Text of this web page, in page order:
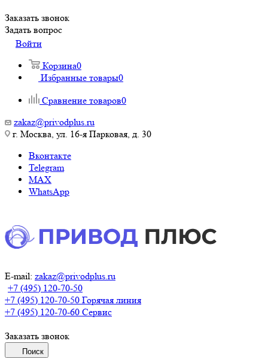
Заказать звонок
Задать вопрос
Войти
Корзина0
Избранные товары0
Сравнение товаров0
zakaz@privodplus.ru
г. Москва, ул. 16-я Парковая, д. 30
Вконтакте
Telegram
MAX
WhatsApp
E-mail: zakaz@privodplus.ru
+7 (495) 120-70-50
+7 (495) 120-70-50 Горячая линия
+7 (495) 120-70-60 Сервис
Заказать звонок
Поиск